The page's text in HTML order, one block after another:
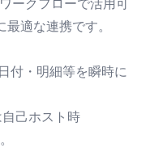
ークフローで活用可
適な連携です。
付・明細等を瞬時に
己ホスト時